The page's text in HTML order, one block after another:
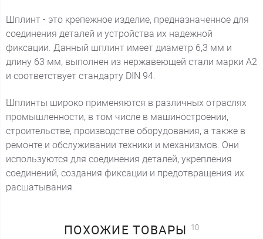
Шплинт - это крепежное изделие, предназначенное для
соединения деталей и устройства их надежной
фиксации. Данный шплинт имеет диаметр 6,3 мм и
длину 63 мм, выполнен из нержавеющей стали марки А2
и соответствует стандарту DIN 94.
Шплинты широко применяются в различных отраслях
промышленности, в том числе в машиностроении,
строительстве, производстве оборудования, а также в
ремонте и обслуживании техники и механизмов. Они
используются для соединения деталей, укрепления
соединений, создания фиксации и предотвращения их
расшатывания.
ПОХОЖИЕТОВАРЫ 10